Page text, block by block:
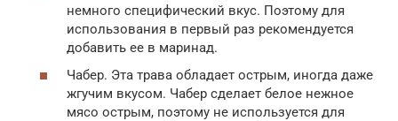
немного специфический вкус. Поэтому для
использования в первый раз рекомендуется
добавить ее в маринад.
Чабер. Эта трава обладает острым, иногда даже
жгучим вкусом. Чабер сделает белое нежное
мясо острым, поэтому не используется для